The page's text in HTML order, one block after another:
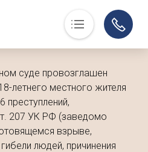
события, факты
в помощь
суде провозглашен
летнего местного жителя
преступлений,
207 УК РФ (заведомо
взрыве,
людей, причинения